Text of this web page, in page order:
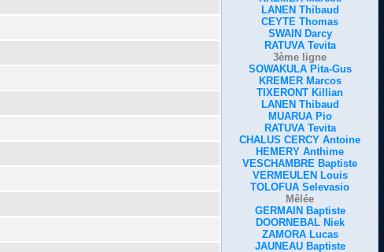
LANEN Thibaud
CEYTE Thomas
SWAIN Darcy
RATUVA Tevita
3ème ligne
SOWAKULA Pita-Gus
KREMER Marcos
TIXERONT Killian
LANEN Thibaud
MUARUA Pio
RATUVA Tevita
CHALUS CERCY Antoine
HEMERY Anthime
VESCHAMBRE Baptiste
VERMEULEN Louis
TOLOFUA Selevasio
Mêlée
GERMAIN Baptiste
DOORNEBAL Niek
ZAMORA Lucas
JAUNEAU Baptiste